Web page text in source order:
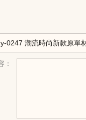
：